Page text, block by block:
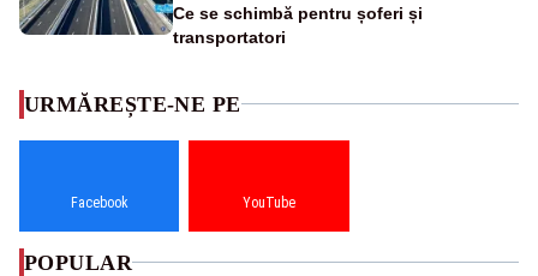
Ce se schimbă pentru șoferi și
transportatori
URMĂREȘTE-NE PE
Facebook YouTube
POPULAR